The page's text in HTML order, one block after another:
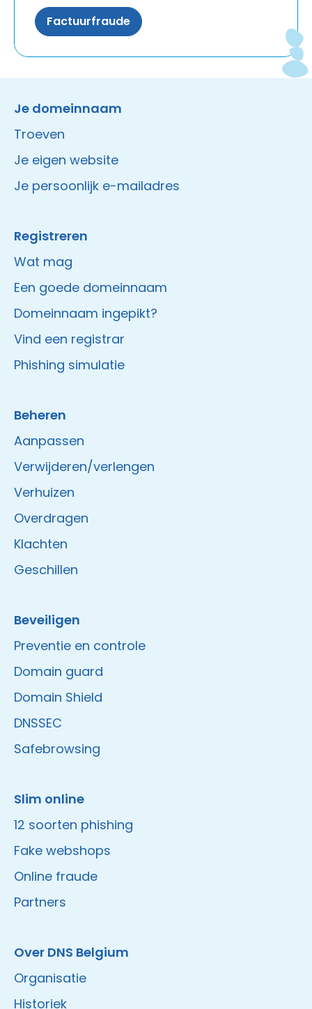
Factuurfraude
Je domeinnaam
Troeven
Je eigen website
Je persoonlijk e-mailadres
Registreren
Wat mag
Een goede domeinnaam
Domeinnaam ingepikt?
Vind een registrar
Phishing simulatie
Beheren
Aanpassen
Verwijderen/verlengen
Verhuizen
Overdragen
Klachten
Geschillen
Beveiligen
Preventie en controle
Domain guard
Domain Shield
DNSSEC
Safebrowsing
Slim online
12 soorten phishing
Fake webshops
Online fraude
Partners
Over DNS Belgium
Organisatie
Historiek